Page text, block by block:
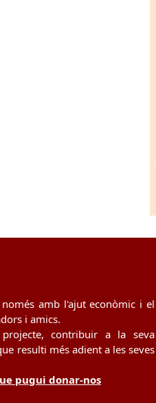
amb l'ajut econòmic i el
i amics.
contribuir a la seva
resulti més adient a les seves
pugui donar-nos